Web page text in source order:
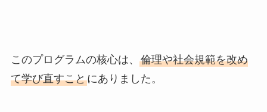
このプログラムの核心は、 倫理や社会規範を改め
て学び直すことにありました。